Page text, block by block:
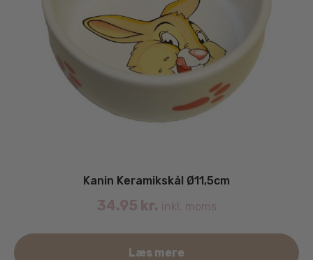
Kanin Keramikskål Ø11,5cm
34.95 kr. inkl. moms
Læs mere